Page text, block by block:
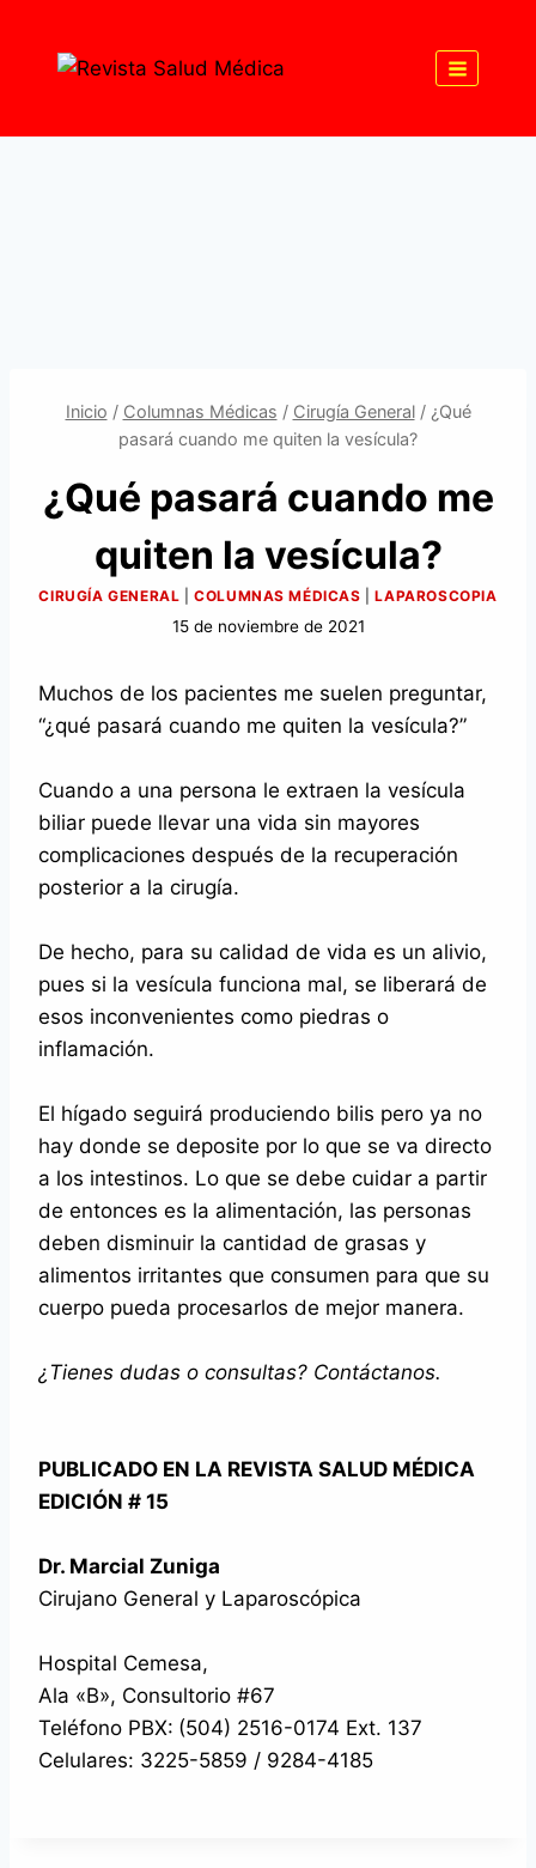
contenido
Inicio / Columnas Médicas / Cirugía General / ¿Qué
pasará cuando me quiten la vesícula?
¿Qué pasará cuando me
quiten la vesícula?
CIRUGÍA GENERAL |COLUMNAS MÉDICAS |LAPAROSCOPIA
15 de noviembre de 2021
Muchos de los pacientes me suelen preguntar,
“¿qué pasará cuando me quiten la vesícula?”
Cuando a una persona le extraen la vesícula
biliar puede llevar una vida sin mayores
complicaciones después de la recuperación
posterior a la cirugía.
De hecho, para su calidad de vida es un alivio,
pues si la vesícula funciona mal, se liberará de
esos inconvenientes como piedras o
inflamación.
El hígado seguirá produciendo bilis pero ya no
hay donde se deposite por lo que se va directo
a los intestinos. Lo que se debe cuidar a partir
de entonces es la alimentación, las personas
deben disminuir la cantidad de grasas y
alimentos irritantes que consumen para que su
cuerpo pueda procesarlos de mejor manera.
¿Tienes dudas o consultas? Contáctanos.
PUBLICADO EN LA REVISTA SALUD MÉDICA
EDICIÓN # 15
Dr. Marcial Zuniga
Cirujano General y Laparoscópica
Hospital Cemesa,
Ala «B», Consultorio #67
Teléfono PBX: (504) 2516-0174 Ext. 137
Celulares: 3225-5859 / 9284-4185